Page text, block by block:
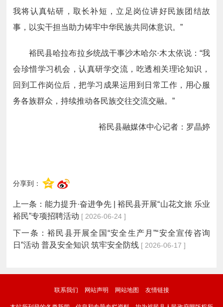
我将认真钻研，取长补短，立足岗位讲好民族团结故
事，以实干担当助力铸牢中华民族共同体意识。”
裕民县哈拉布拉乡统战干事沙木哈尔·木太依说：“我
会珍惜学习机会，认真研学交流，吃透相关理论知识，
回到工作岗位后，把学习成果运用到日常工作，用心服
务各族群众，持续推动各民族交往交流交融。”
裕民县融媒体中心记者：罗晶婷
分享到：
上一条：能力提升·奋进争先 | 裕民县开展“山花文旅 乐业
裕民”专项招聘活动 [ 2026-06-24 ]
下一条：裕民县开展全国“安全生产月”“安全宣传咨询
日”活动 普及安全知识 筑牢安全防线 [ 2026-06-17 ]
联系我们 网站声明 网站地图 友情链接